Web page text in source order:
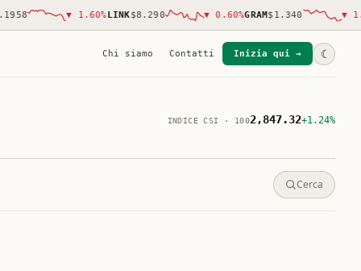
▼ 1.60%LINK$8.290 ▼ 0.60%GRAM$1.340 ▼ 1.90%
Chi siamo Contatti Inizia qui → ☾
INDICE CSI · 1002,847.32+1.24%
Cerca